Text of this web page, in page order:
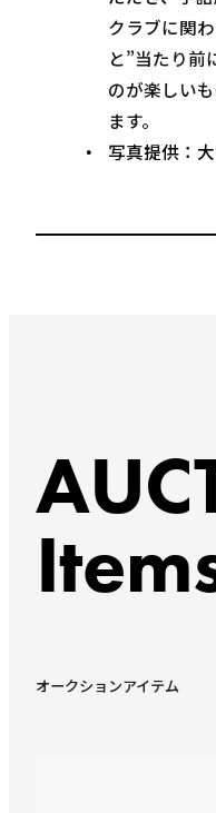
クラブに関
と”当たり前
のが楽しい
ます。
写真提供：
オークションアイテム